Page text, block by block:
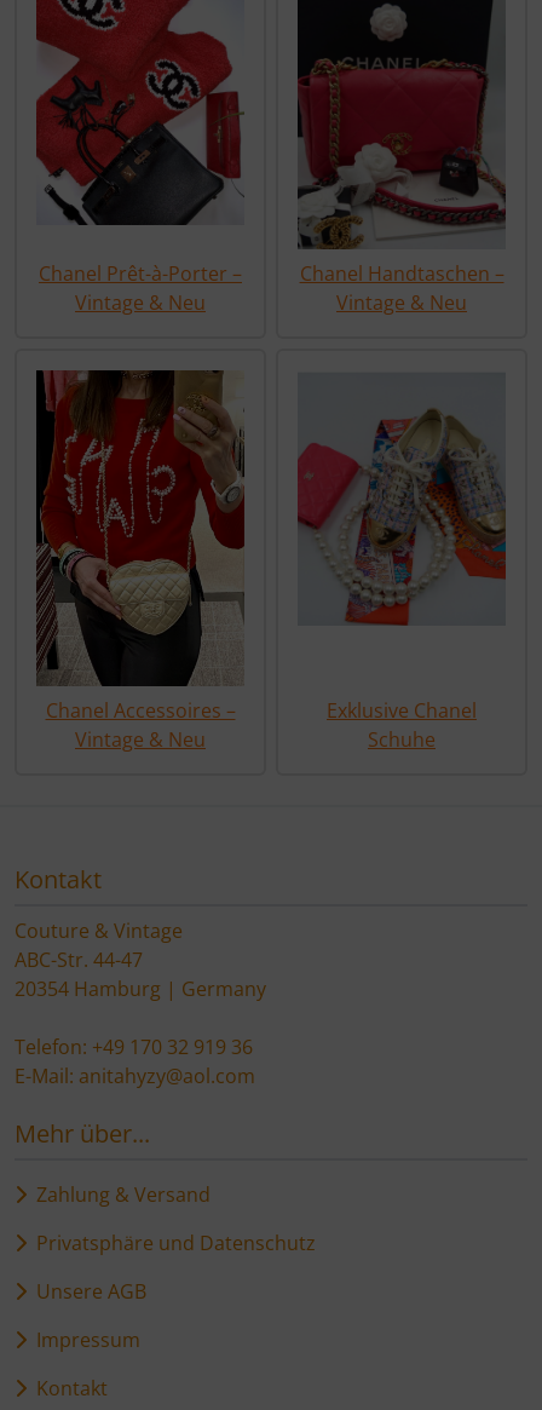
Chanel Prêt-à-Porter –
Vintage & Neu
Chanel Handtaschen –
Vintage & Neu
Chanel Accessoires –
Vintage & Neu
Exklusive Chanel
Schuhe
Kontakt
Couture & Vintage
ABC-Str. 44-47
20354 Hamburg | Germany
Telefon: +49 170 32 919 36
E-Mail: anitahyzy@aol.com
Mehr über...
Zahlung & Versand
Privatsphäre und Datenschutz
Unsere AGB
Impressum
Kontakt